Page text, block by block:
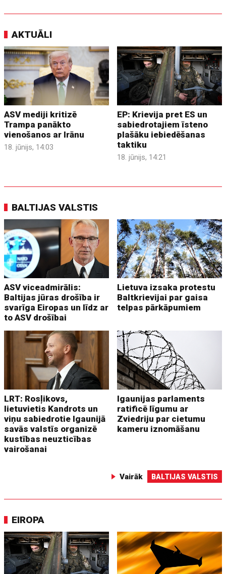
AKTUĀLI
ASV mediji kritizē
Trampa panākto
vienošanos ar Irānu
18. jūnijs, 14:03
EP: Krievija pret ES un
sabiedrotajiem īsteno
plašāku iebiedēšanas
taktiku
18. jūnijs, 14:21
BALTIJAS VALSTIS
ASV viceadmirālis:
Baltijas jūras drošība ir
svarīga Eiropas un līdz ar
to ASV drošībai
Lietuva izsaka protestu
Baltkrievijai par gaisa
telpas pārkāpumiem
LRT: Rosļikovs,
lietuvietis Kandrots un
viņu sabiedrotie Igaunijā
savās valstīs organizē
kustības neuzticības
vairošanai
Igaunijas parlaments
ratificē līgumu ar
Zviedriju par cietumu
kameru iznomāšanu
Vairāk BALTIJAS VALSTIS
EIROPA